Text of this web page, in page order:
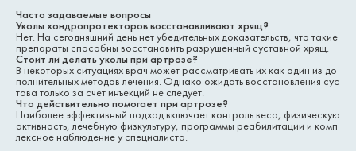
Часто задаваемые вопросы
Уколы хондропротекторов восстанавливают хрящ?
Нет. На сегодняшний день нет убедительных доказательств, что такие
препараты способны восстановить разрушенный суставной хрящ.
Стоит ли делать уколы при артрозе?
В некоторых ситуациях врач может рассматривать их как один из до
полнительных методов лечения. Однако ожидать восстановления сус
тава только за счет инъекций не следует.
Что действительно помогает при артрозе?
Наиболее эффективный подход включает контроль веса, физическую
активность, лечебную физкультуру, программы реабилитации и комп
лексное наблюдение у специалиста.